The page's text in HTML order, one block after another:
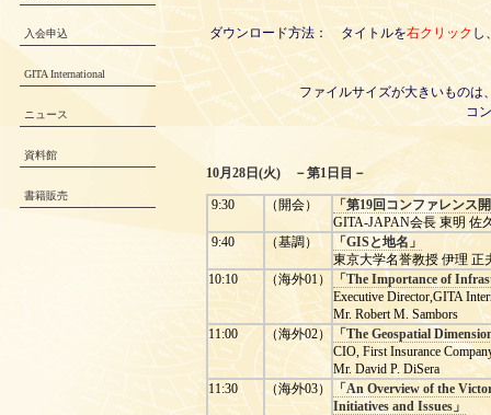
ダウンロード方法： タイトルを右クリックし
ファイルサイズが大きいものは
コ
10月28日(火) －第1日目－
9:30 （開会）
「第19回コンファレンス
GITA-JAPAN会長 東明 佐
9:40
（基調）
「GISと地名」
東京大学名誉教授 伊理 正
10:10
（海外01）
「The Importance of
Executive Director,GITA
Mr. Robert M. Sambors
11:00
（海外02） 「The Geospatial
CIO, First Insurance
Mr. David P. DiSera
11:30
（海外03）
「An Overview of the
Initiatives and Issues」
入会申込
GITA International
ニュース
資料館
書籍販売